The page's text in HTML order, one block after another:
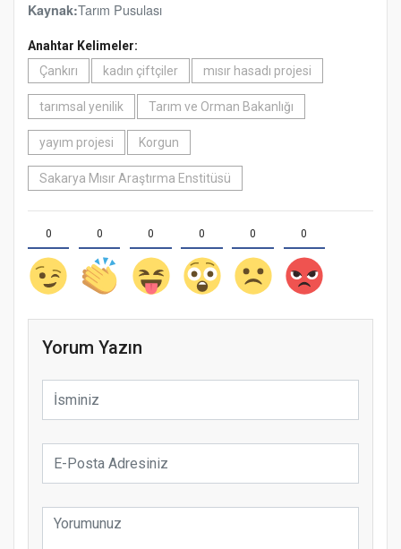
Kaynak:Tarım Pusulası
Anahtar Kelimeler:
Çankırı
kadın çiftçiler mısır hasadı projesi
tarımsal yenilik Tarım ve Orman Bakanlığı
yayım projesi Korgun
Sakarya Mısır Araştırma Enstitüsü
0 0 0 0 0 0
Yorum Yazın